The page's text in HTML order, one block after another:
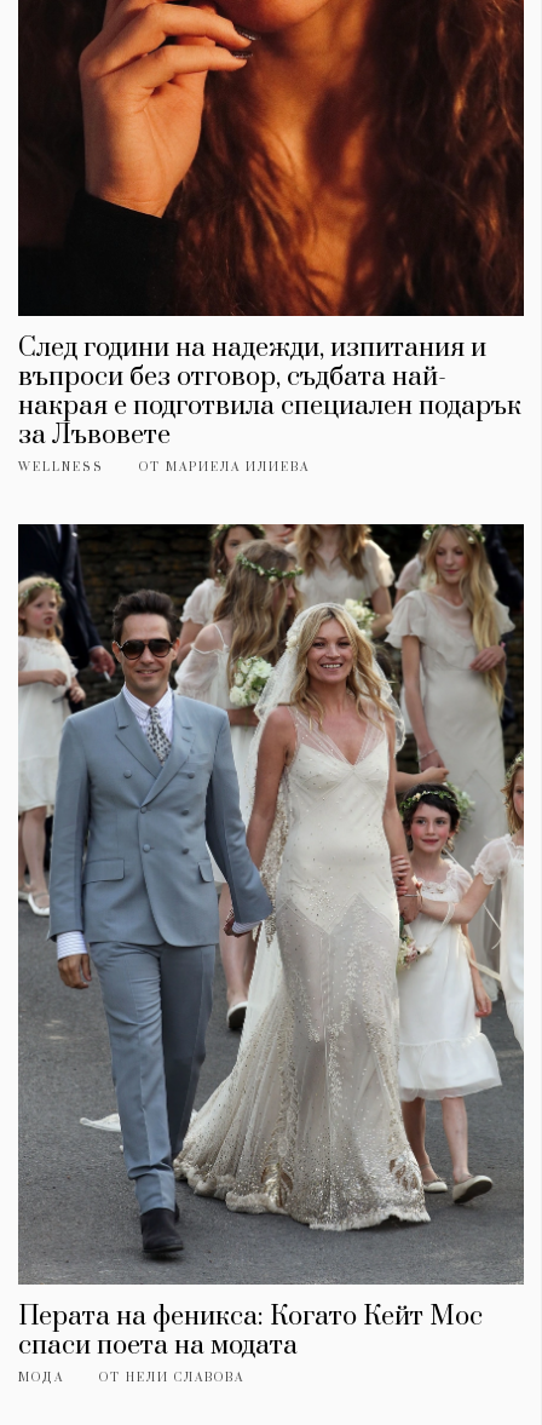
След години на надежди, изпитания и
въпроси без отговор, съдбата най-
накрая е подготвила специален подарък
за Лъвовете
WELLNESS ОТ МАРИЕЛА ИЛИЕВА
Перата на феникса: Когато Кейт Мос
спаси поета на модата
МОДА ОТ НЕЛИ СЛАВОВА
КАТЕГОРИИ
Wine&Dine
Подкасти
Мода
Dialogue
Изкуство
Красота
Цветно
Гурме
Пътувай
Wellness
ЗА НАС
Условия за
ползване
За нас
Реклама
Политика за
поверителност
ModerenDom
СЛЕДВАЙТЕ НИ
Facebook Instagram Twitter
Pinterest
YouTube
Spotify Soundcloud
Ако нашият сайт ви харесва, можете да се абонирате за
седмичния ни нюзлетър тук: